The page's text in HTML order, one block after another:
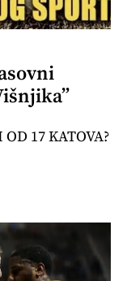
17 KATOVA?